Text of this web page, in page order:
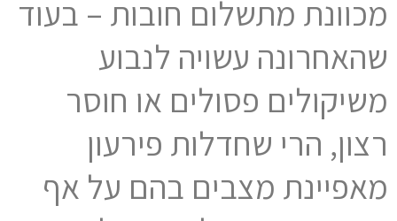
מכוונת מתשלום חובות – בעוד
שהאחרונה עשויה לנבוע
משיקולים פסולים או חוסר
רצון, הרי שחדלות פירעון
מאפיינת מצבים בהם על אף